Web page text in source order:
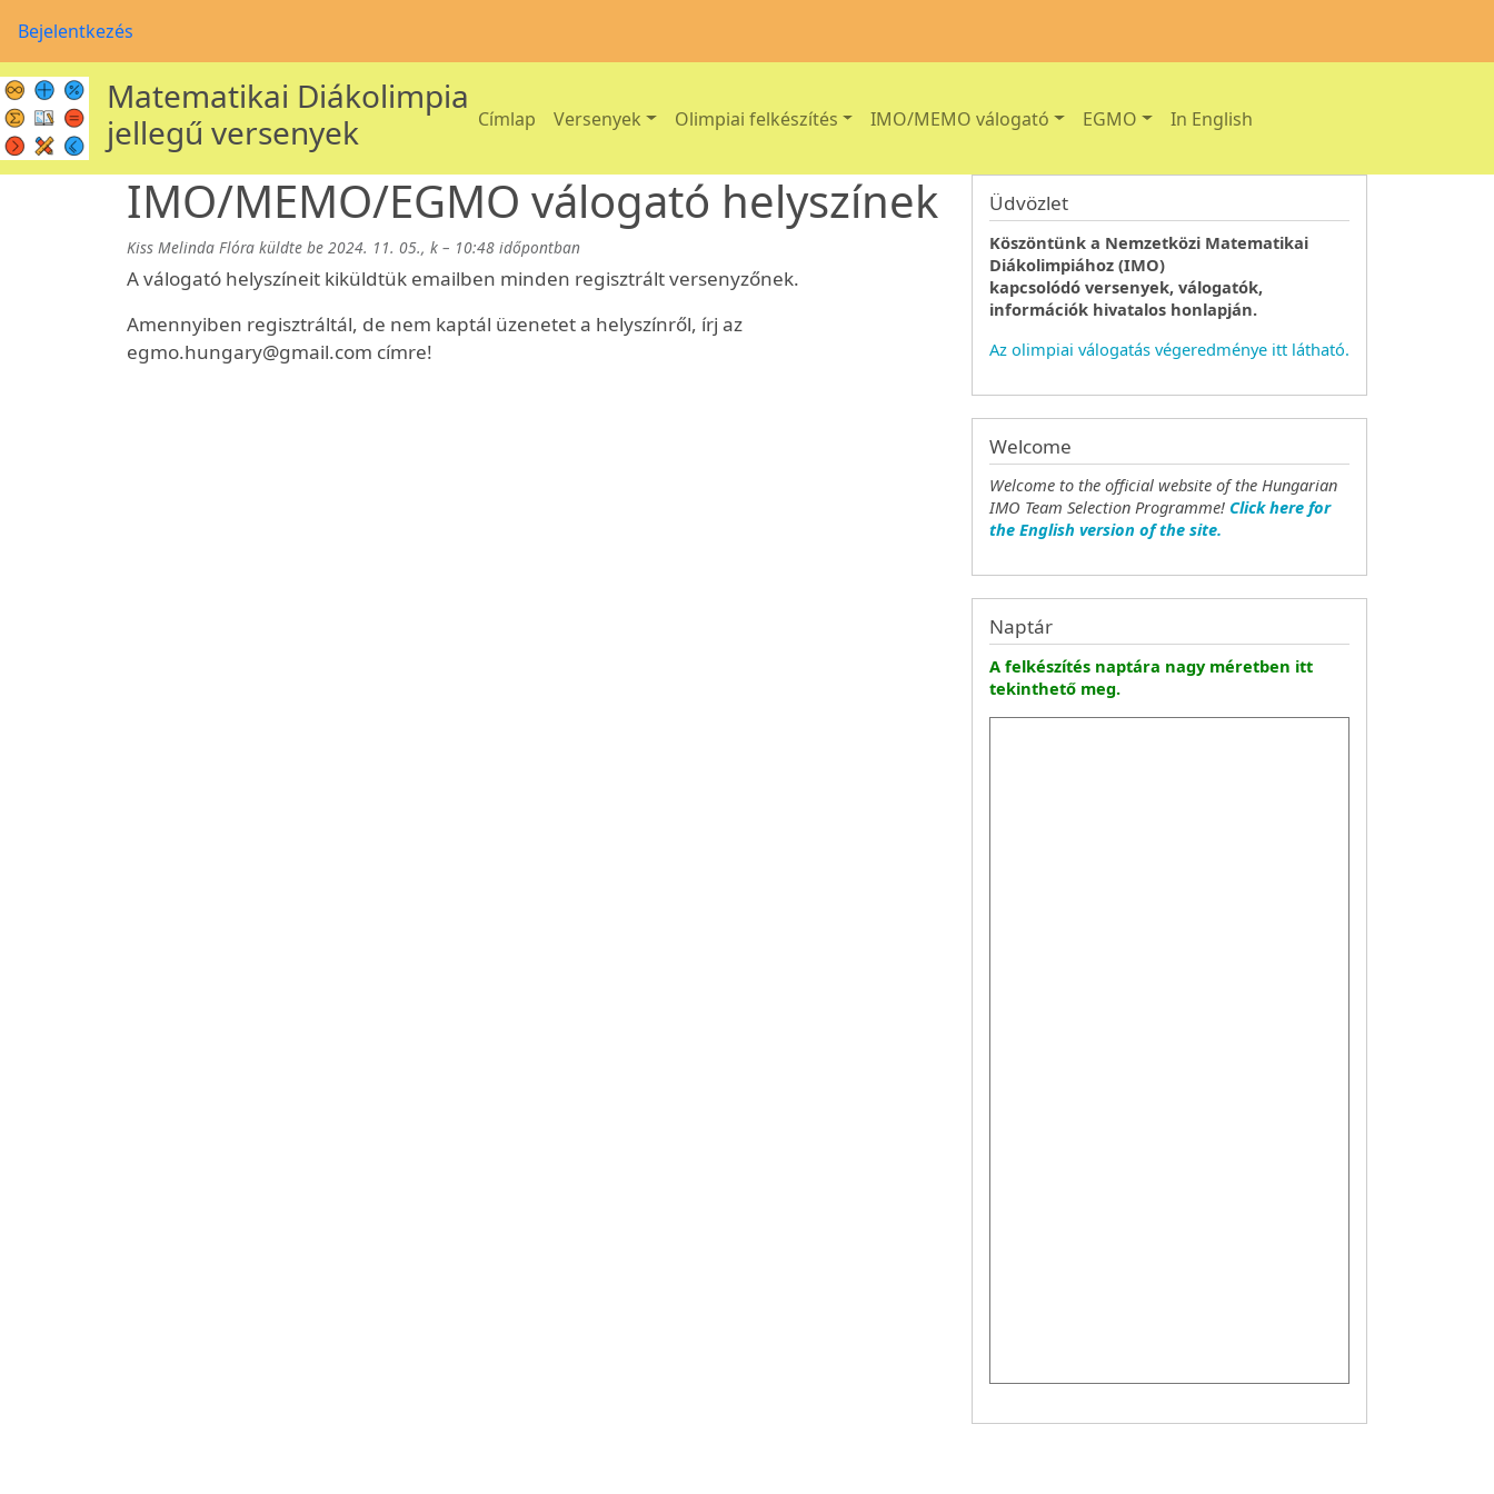
User account menu
Bejelentkezés
Matematikai Diákolimpia
jellegű versenyek
Main navigation
Címlap Versenyek Olimpiai felkészítés IMO/MEMO válogató EGMO In English
IMO/MEMO/EGMO válogató helyszínek
Kiss Melinda Flóra küldte be 2024. 11. 05., k – 10:48 időpontban
A válogató helyszíneit kiküldtük emailben minden regisztrált versenyzőnek.
Amennyiben regisztráltál, de nem kaptál üzenetet a helyszínről, írj az
egmo.hungary@gmail.com címre!
Üdvözlet
Köszöntünk a Nemzetközi Matematikai
Diákolimpiához (IMO)
kapcsolódó versenyek, válogatók,
információk hivatalos honlapján.
Az olimpiai válogatás végeredménye itt látható.
Welcome
Welcome to the official website of the Hungarian
IMO Team Selection Programme! Click here for
the English version of the site.
Naptár
A felkészítés naptára nagy méretben itt
tekinthető meg.